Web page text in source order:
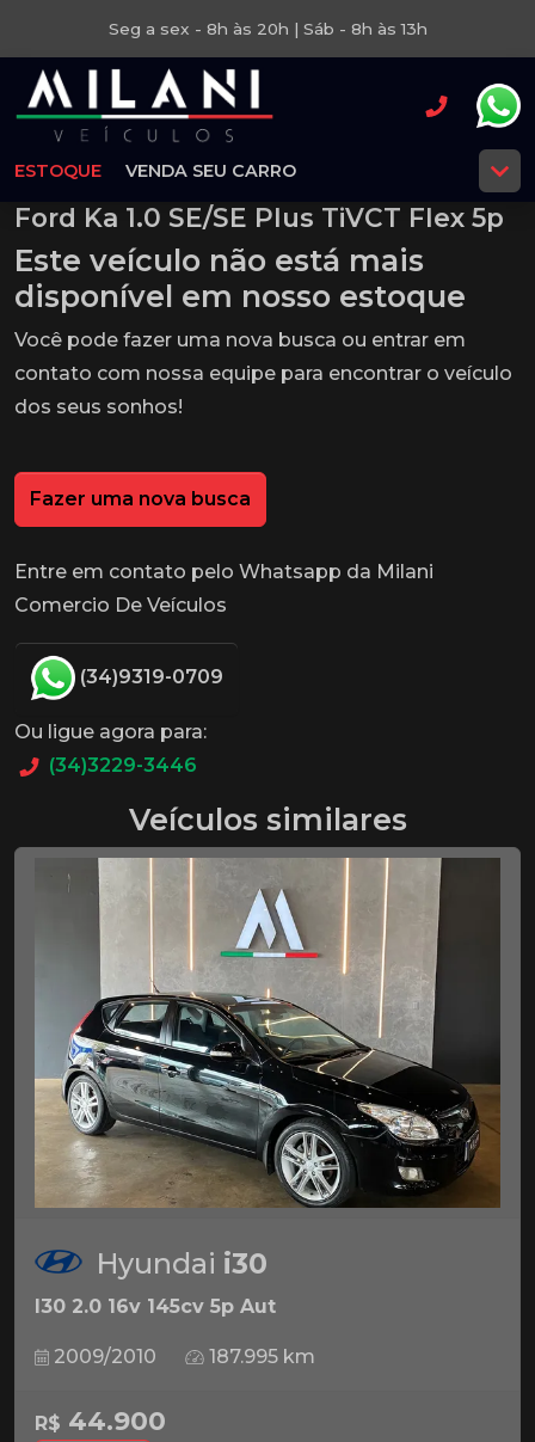
Seg a sex - 8h às 20h | Sáb - 8h às 13h
ESTOQUE VENDA SEU CARRO
Ford Ka 1.0 SE/SE Plus TiVCT Flex 5p
Este veículo não está mais
disponível em nosso estoque
Você pode fazer uma nova busca ou entrar em
contato com nossa equipe para encontrar o veículo
dos seus sonhos!
Fazer uma nova busca
Entre em contato pelo Whatsapp da Milani
Comercio De Veículos
(34)9319-0709
Ou ligue agora para:
(34)3229-3446
Veículos similares
Hyundai i30
I30 2.0 16v 145cv 5p Aut
2009/2010 187.995 km
R$ 44.900